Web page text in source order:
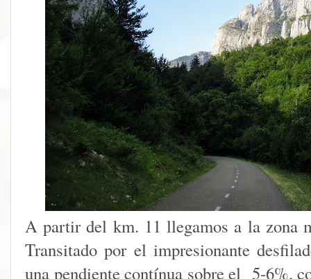
A partir del km. 11 llegamos a la zona
Transitado por el impresionante
una pendiente contínua sobre el 5-6%,